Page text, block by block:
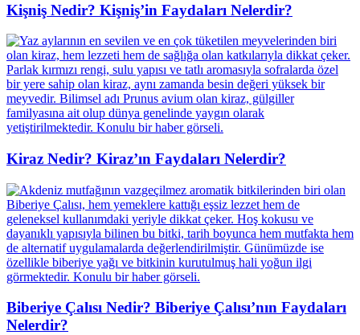
Kişniş Nedir? Kişniş’in Faydaları Nelerdir?
Kiraz Nedir? Kiraz’ın Faydaları Nelerdir?
Biberiye Çalısı Nedir? Biberiye Çalısı’nın Faydaları
Nelerdir?